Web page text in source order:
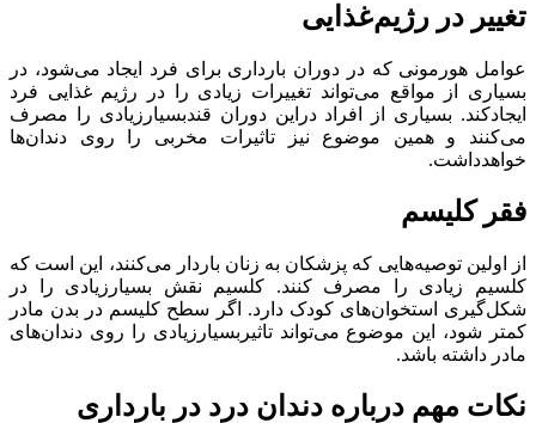
تغییر در رژیم‌غذایی
عوامل هورمونی که در دوران بارداری برای فرد ایجاد می‌شود، در
بسیاری از مواقع می‌تواند تغییرات زیادی را در رژیم غذایی فرد
ایجادکند. بسیاری از افراد دراین دوران قندبسیارزیادی را مصرف
می‌کنند و همین موضوع نیز تاثیرات مخربی را روی دندان‌ها
خواهدداشت.
فقر کلیسم
از اولین توصیه‌هایی که پزشکان به زنان باردار می‌کنند، این است که
کلسیم زیادی را مصرف کنند. کلسیم نقش بسیارزیادی را در
شکل‌گیری استخوان‌های کودک دارد. اگر سطح کلیسم در بدن مادر
کمتر شود، این موضوع می‌تواند تاثیربسیارزیادی را روی دندان‌های
مادر داشته باشد.
نکات مهم درباره دندان درد در بارداری